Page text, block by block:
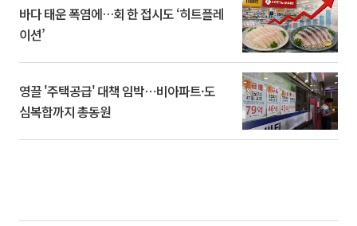
바다 태운 폭염에…회 한 접시도 ‘히트플레
이션’
영끌 '주택공급' 대책 임박⋯비아파트·도
심복합까지 총동원